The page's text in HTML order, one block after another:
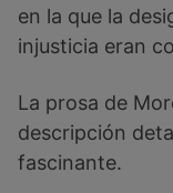
en la que la
injusticia eran
La prosa de
descripción
fascinante.